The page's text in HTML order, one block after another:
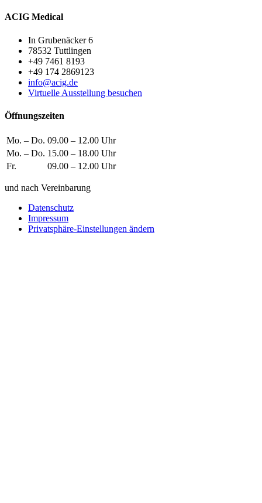
ACIG Medical
In Grubenäcker 6
78532 Tuttlingen
+49 7461 8193
+49 174 2869123
info@acig.de
Virtuelle Ausstellung besuchen
Öffnungszeiten
Mo. – Do. 09.00 – 12.00 Uhr
Mo. – Do. 15.00 – 18.00 Uhr
Fr.
09.00 – 12.00 Uhr
und nach Vereinbarung
Datenschutz
Impressum
Privatsphäre-Einstellungen ändern